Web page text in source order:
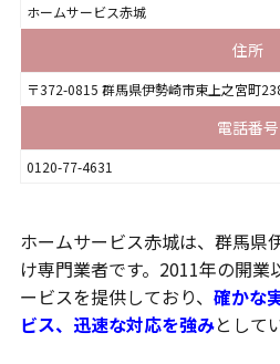
ホームサービス赤城
住所
〒372-0815 群馬県伊勢崎市東上之宮町
電話番号
0120-77-4631
ホームサービス赤城は、群馬県
け専門業者です。2011年の開
ービスを提供しており、 確かな
ビス、迅速な対応を強みとして